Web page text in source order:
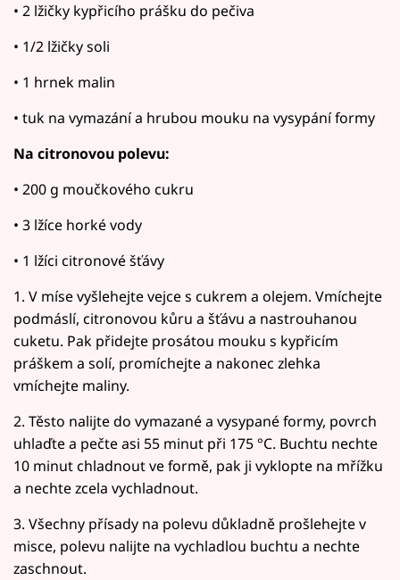
• 2 lžičky kypřicího prášku do pečiva
• 1/2 lžičky soli
• 1 hrnek malin
• tuk na vymazání a hrubou mouku na vysypání formy
Na citronovou polevu:
• 200 g moučkového cukru
• 3 lžíce horké vody
• 1 lžíci citronové šťávy
1. V míse vyšlehejte vejce s cukrem a olejem. Vmíchejte
podmáslí, citronovou kůru a šťávu a nastrouhanou
cuketu. Pak přidejte prosátou mouku s kypřicím
práškem a solí, promíchejte a nakonec zlehka
vmíchejte maliny.
2. Těsto nalijte do vymazané a vysypané formy, povrch
uhlaďte a pečte asi 55 minut při 175 °C. Buchtu nechte
10 minut chladnout ve formě, pak ji vyklopte na mřížku
a nechte zcela vychladnout.
3. Všechny přísady na polevu důkladně prošlehejte v
misce, polevu nalijte na vychladlou buchtu a nechte
zaschnout.